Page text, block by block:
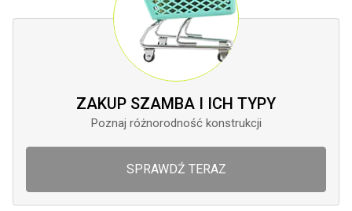
ZAKUP SZAMBA I ICH TYPY
Poznaj różnorodność konstrukcji
SPRAWDŹ TERAZ